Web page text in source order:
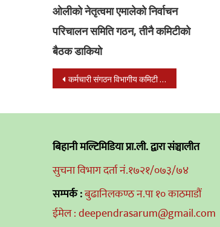
ओलीको नेतृत्वमा एमालेको निर्वाचन
परिचालन समिति गठन, तीनै कमिटीको
बैठक डाकियो
Post
कर्मचारी संगठन विभागीय कमिटी चिसापानीको अध्यक्षमा पुनः शेरेन्द्र कुमार सोनी निर्वाचित
बिहानी मल्टिमिडिया प्रा.ली. द्वारा संञ्चालीत
सुचना विभाग दर्ता नं.१७२१/०७३/७४
सम्पर्क :बुढानिलकण्ठ न.पा १० काठमाडौं
ईमेल : deependrasarum@gmail.com